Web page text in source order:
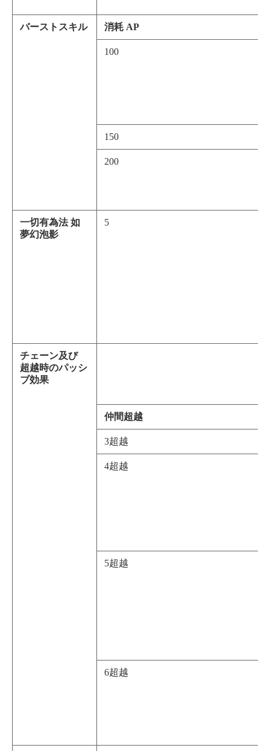
バーストスキル 消耗 AP
100
150
200
一切有為法 如
夢幻泡影
5
チェーン及び
超越時のパッシ
ブ効果
仲間超越
3超越
4超越
5超越
6超越